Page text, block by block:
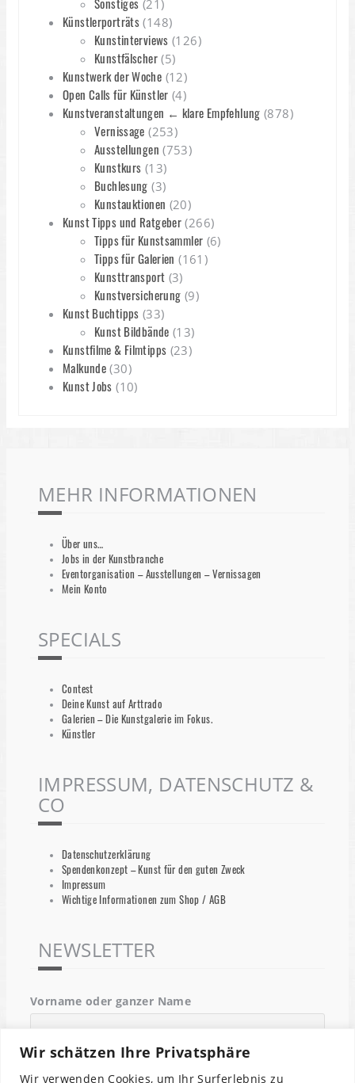
Wir schätzen Ihre Privatsphäre
Wir verwenden Cookies, um Ihr Surferlebnis zu
(21)
Künstlerporträts (148)
Kunstinterviews (126)
Kunstfälscher(5)
Kunstwerk der Woche (12)
Open Calls für Künstler (4)
Kunstveranstaltungen ← klare Empfehlung (878)
Vernissage (253)
Ausstellungen (753)
Kunstkurs (13)
Buchlesung (3)
Kunstauktionen (20)
Kunst Tipps und Ratgeber (266)
Tipps für Kunstsammler (6)
Tipps für Galerien (161)
Kunsttransport (3)
Kunstversicherung (9)
Kunst Buchtipps (33)
Kunst Bildbände (13)
Kunstfilme & Filmtipps (23)
Malkunde (30)
Kunst Jobs (10)
MEHR INFORMATIONEN
Über uns…
Jobs in der Kunstbranche
Eventorganisation – Ausstellungen – Vernissagen
Mein Konto
SPECIALS
Contest
Deine Kunst auf Arttrado
Galerien – Die Kunstgalerie im Fokus.
Künstler
IMPRESSUM, DATENSCHUTZ &
CO
Datenschutzerklärung
Spendenkonzept – Kunst für den guten Zweck
Impressum
Wichtige Informationen zum Shop / AGB
NEWSLETTER
Vorname oder ganzer Name
Email